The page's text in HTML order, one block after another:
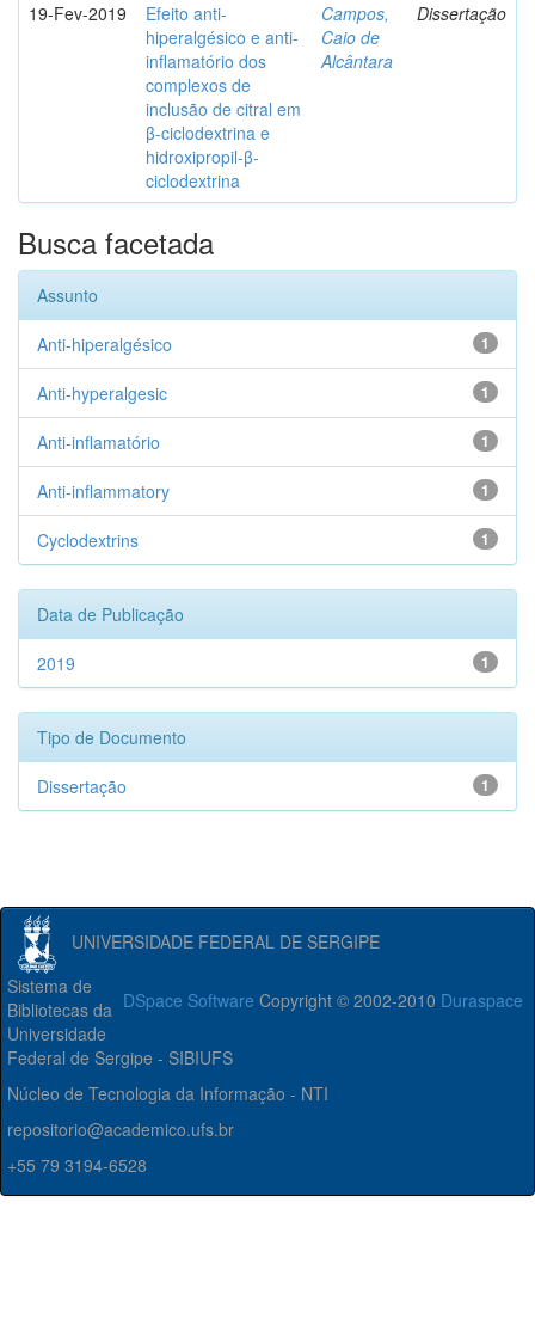
19-Fev-2019
Efeito anti-
hiperalgésico e anti-
inflamatório dos
complexos de
inclusão de citral em
β-ciclodextrina e
hidroxipropil-β-
ciclodextrina
Campos,
Caio de
Alcântara
Dissertação
Busca facetada
Assunto
1
Anti-hiperalgésico
1
Anti-hyperalgesic
1
Anti-inflamatório
1
Anti-inflammatory
1
Cyclodextrins
Data de Publicação
1
2019
Tipo de Documento
1
Dissertação
UNIVERSIDADE FEDERAL DE SERGIPE
DSpace Software Copyright © 2002-2010 Duraspace
Sistema de
Bibliotecas da
Universidade
Federal de Sergipe - SIBIUFS
Núcleo de Tecnologia da Informação - NTI
repositorio@academico.ufs.br
+55 79 3194-6528